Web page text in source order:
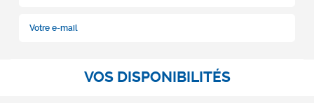
VOS DISPONIBILITÉS